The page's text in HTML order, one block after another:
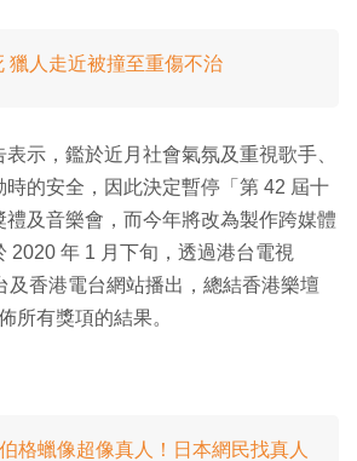
獵人走近被撞至重傷不治
示，鑑於近月社會氣氛及重視歌手、
的安全，因此決定暫停「第 42 屆十
禮及音樂會，而今年將改為製作跨媒體
2020 年 1 月下旬，透過港台電視
及香港電台網站播出，總結香港樂壇
所有獎項的結果。
格蠟像超像真人！日本網民找真人